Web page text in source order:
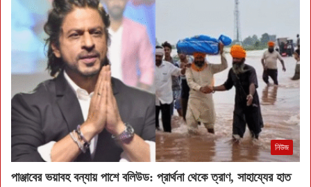
নিউজ
পাঞ্জাবের ভয়াবহ বন্যায় পাশে বলিউড: প্রার্থনা থেকে ত্রাণ, সাহায্যের হাত